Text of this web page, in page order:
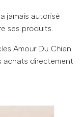
jamais autorisé
ses produits.
Amour Du Chien
achats directement